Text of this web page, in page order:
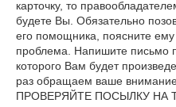
карточку, то
будете Вы. Обязательно
его помощника, поясните
проблема. Напишите письмо
которого Вам будет
раз обращаем ваше
ПРОВЕРЯЙТЕ ПОСЫЛКУ НА